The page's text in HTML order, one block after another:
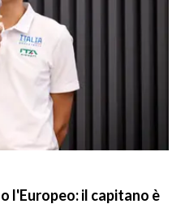
l'Europeo: il capitano è